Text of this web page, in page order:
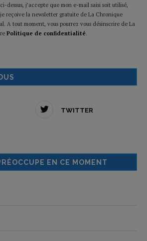
dessus, j’accepte que mon e-mail saisi soit utilisé,
reçoive la newsletter gratuite de La Chronique
A tout moment, vous pourrez vous désinscrire de La
Politique de confidentialité.
TWITTER
EN CE MOMENT